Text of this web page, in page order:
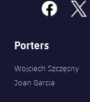
facebook
x
Porters
Wojciech Szczęsny
Joan Garcia